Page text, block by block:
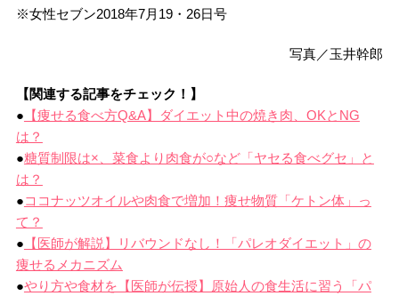
※女性セブン2018年7月19・26日号
写真／玉井幹郎
【関連する記事をチェック！】
● 【痩せる食べ方Q&A】ダイエット中の焼き肉、OKとNG
は？
●糖質制限は×、菜食より肉食が○など「ヤセる食べグセ」と
は？
●ココナッツオイルや肉食で増加！痩せ物質「ケトン体」っ
て？
● 【医師が解説】リバウンドなし！「パレオダイエット」の
痩せるメカニズム
●やり方や食材を【医師が伝授】原始人の食生活に習う「パ